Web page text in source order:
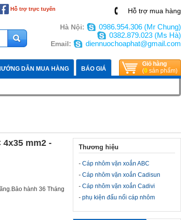
Hỗ trợ mua hàng
Hà Nội:
0986.954.306 (Mr Chung)
0382.879.023 (Ms Hà)
Email: diennuochoaphat@gmail.com
Hỗ trợ trực tuyến
DẪN MUA HÀNG BÁO GIÁ
Giỏ hàng
(0 sản phẩm)
mm2 -
hành 36 Tháng
Thương hiệu
- Cáp nhôm vặn xoắn ABC
- Cáp nhôm vặn xoắn Cadisun
- Cáp nhôm vặn xoắn Cadivi
- phụ kiện đấu nối cáp nhôm